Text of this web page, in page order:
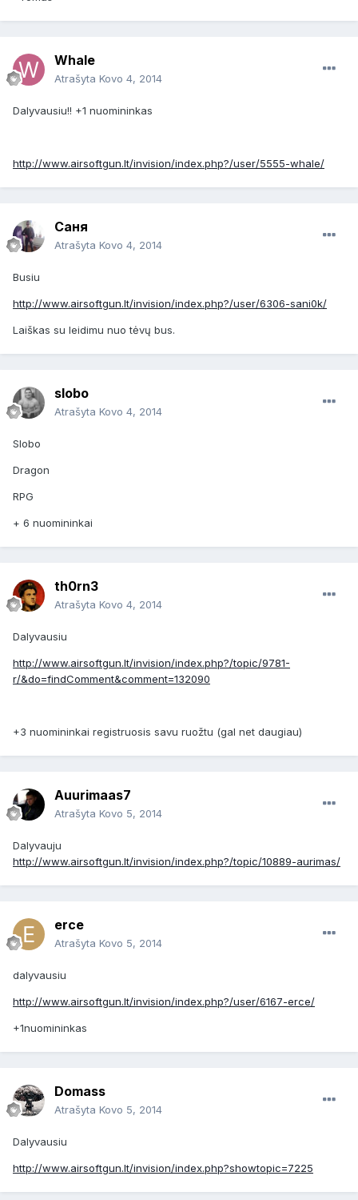
Whale
Atrašyta Kovo 4, 2014
Dalyvausiu!! +1 nuomininkas
http://www.airsoftgun.lt/invision/index.php?/user/5555-whale/
Саня
Atrašyta Kovo 4, 2014
Busiu
http://www.airsoftgun.lt/invision/index.php?/user/6306-sani0k/
Laiškas su leidimu nuo tėvų bus.
slobo
Atrašyta Kovo 4, 2014
Slobo
Dragon
RPG
+ 6 nuomininkai
th0rn3
Atrašyta Kovo 4, 2014
Dalyvausiu
http://www.airsoftgun.lt/invision/index.php?/topic/9781-
r/&do=findComment&comment=132090
+3 nuomininkai registruosis savu ruožtu (gal net daugiau)
Auurimaas7
Atrašyta Kovo 5, 2014
Dalyvauju
http://www.airsoftgun.lt/invision/index.php?/topic/10889-aurimas/
erce
Atrašyta Kovo 5, 2014
dalyvausiu
http://www.airsoftgun.lt/invision/index.php?/user/6167-erce/
+1nuomininkas
Domass
Atrašyta Kovo 5, 2014
Dalyvausiu
http://www.airsoftgun.lt/invision/index.php?showtopic=7225